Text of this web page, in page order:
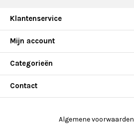
Klantenservice
Mijn account
Categorieën
Contact
Algemene voorwaarden